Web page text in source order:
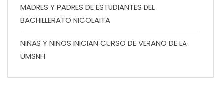
MADRES Y PADRES DE ESTUDIANTES DEL
BACHILLERATO NICOLAITA
NIÑAS Y NIÑOS INICIAN CURSO DE VERANO DE LA
UMSNH